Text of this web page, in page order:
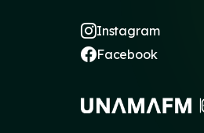
Instagram
Facebook